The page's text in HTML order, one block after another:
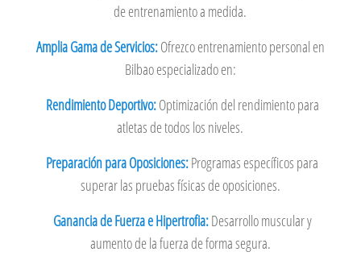
de entrenamiento a medida.
Amplia Gama de Servicios:Ofrezco entrenamiento personal en
Bilbao especializado en:
Rendimiento Deportivo:Optimización del rendimiento para
atletas de todos los niveles.
Preparación para Oposiciones:Programas específicos para
superar las pruebas físicas de oposiciones.
Ganancia de Fuerza e Hipertrofia:Desarrollo muscular y
aumento de la fuerza de forma segura.